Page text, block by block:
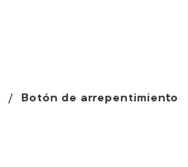
/ Botón de arrepentimiento